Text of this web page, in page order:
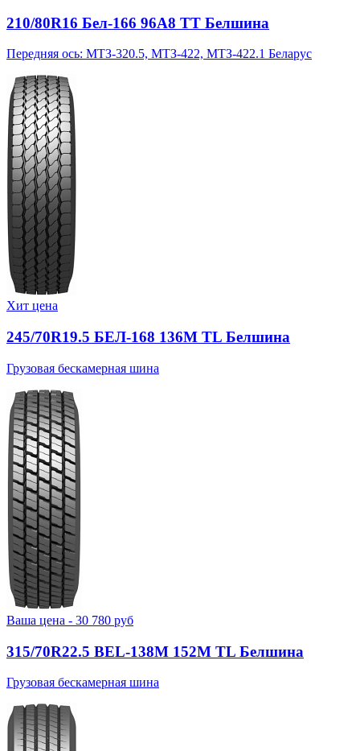
210/80R16 Бел-166 96A8 TT Белшина
Передняя ось: МТЗ-320.5, МТЗ-422, МТЗ-422.1 Беларус
Хит цена
245/70R19.5 БЕЛ-168 136M TL Белшина
Грузовая бескамерная шина
Ваша цена - 30 780 руб
315/70R22.5 BEL-138М 152M TL Белшина
Грузовая бескамерная шина